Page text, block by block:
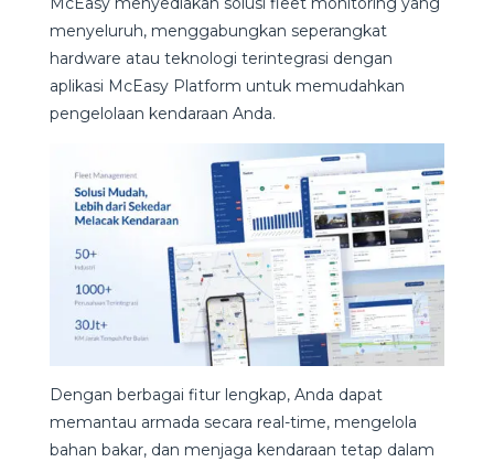
menyeluruh, menggabungkan seperangkat
hardware atau teknologi terintegrasi dengan
aplikasi McEasy Platform untuk memudahkan
pengelolaan kendaraan Anda.
Dengan berbagai fitur lengkap, Anda dapat
memantau armada secara real-time, mengelola
bahan bakar, dan menjaga kendaraan tetap dalam